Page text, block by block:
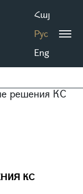
Հայ
Рус
Eng
решения КС
КС